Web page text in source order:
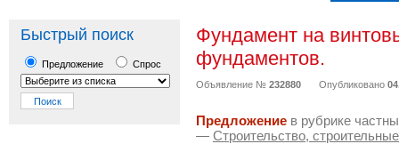
Быстрый поиск
Предложение Спрос
Фундамент на
фундаментов.
Объявление № 232880 Опубликовано
Предложение в рубрике
— Строительство,